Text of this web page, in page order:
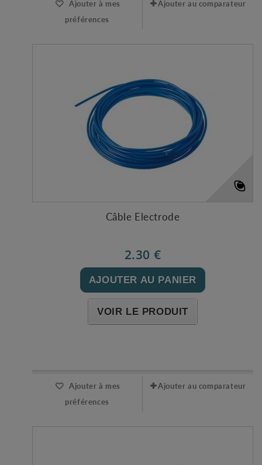
Ajouter à mes
préférences
Ajouter au comparateur
Câble Electrode
2.30 €
AJOUTER AU PANIER
VOIR LE PRODUIT
Ajouter à mes
préférences
Ajouter au comparateur